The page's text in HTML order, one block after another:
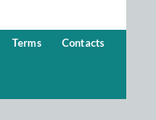
Terms Contacts